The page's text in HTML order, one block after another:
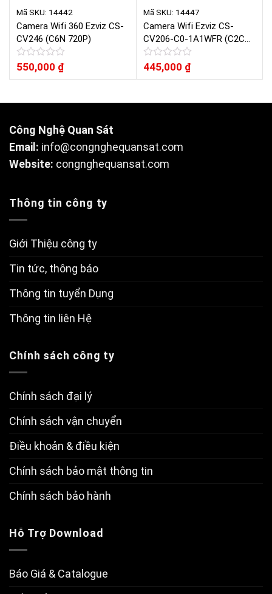
Mã SKU: 14442
Camera Wifi 360 Ezviz CS-
CV246 (C6N 720P)
Được
5
550,000 ₫
Mã SKU: 14447
Camera Wifi Ezviz CS-
CV206-C0-1A1WFR (C2C
720P)
Được
5
445,000 ₫
Công Nghệ Quan Sát
Email: info@congnghequansat.com
Website: congnghequansat.com
Thông tin công ty
Giới Thiệu công ty
Tin tức, thông báo
Thông tin tuyển Dụng
Thông tin liên Hệ
Chính sách công ty
Chính sách đại lý
Chính sách vận chuyển
Điều khoản & điều kiện
Chính sách bảo mật thông tin
Chính sách bảo hành
Hỗ Trợ Download
Báo Giá & Catalogue